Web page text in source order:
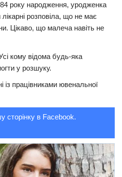
року народження, уродженка
розповіла, що не має
Цікаво, що малеча навіть не
кому відома будь-яка
у розшуку.
із працівниками ювенальної
сторінку в Facebook.